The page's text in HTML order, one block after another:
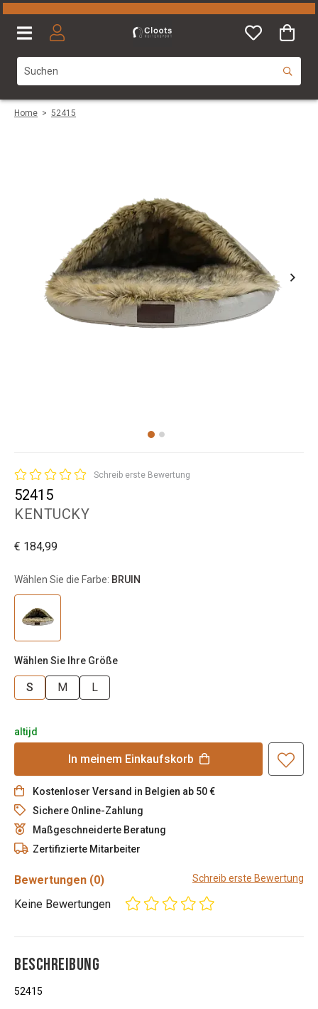
Home > 52415
Schreib erste Bewertung
52415
KENTUCKY
€ 184,99
Wählen Sie die Farbe: BRUIN
Wählen Sie Ihre Größe
S M L
altijd
In meinem Einkaufskorb
Kostenloser Versand in Belgien ab 50 €
Sichere Online-Zahlung
Maßgeschneiderte Beratung
Zertifizierte Mitarbeiter
Bewertungen (0) Schreib erste Bewertung
Keine Bewertungen
BESCHREIBUNG
52415